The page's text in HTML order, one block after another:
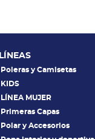
LÍNEAS
Poleras y Camisetas
KIDS
LÍNEA MUJER
Primeras Capas
Polar y Accesorios